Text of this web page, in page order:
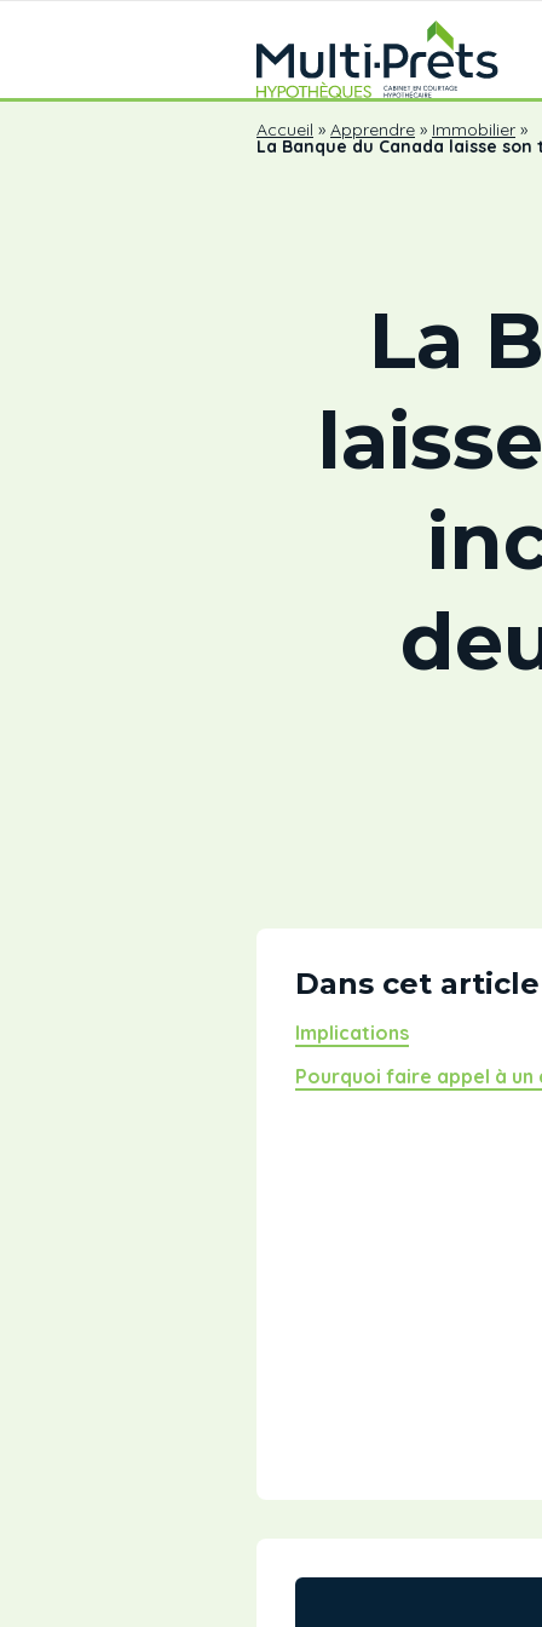
Accueil » Apprendre » Immobilier »
La Banque du Canada laisse
La
Dans cet article
Implications
Pourquoi faire appel à